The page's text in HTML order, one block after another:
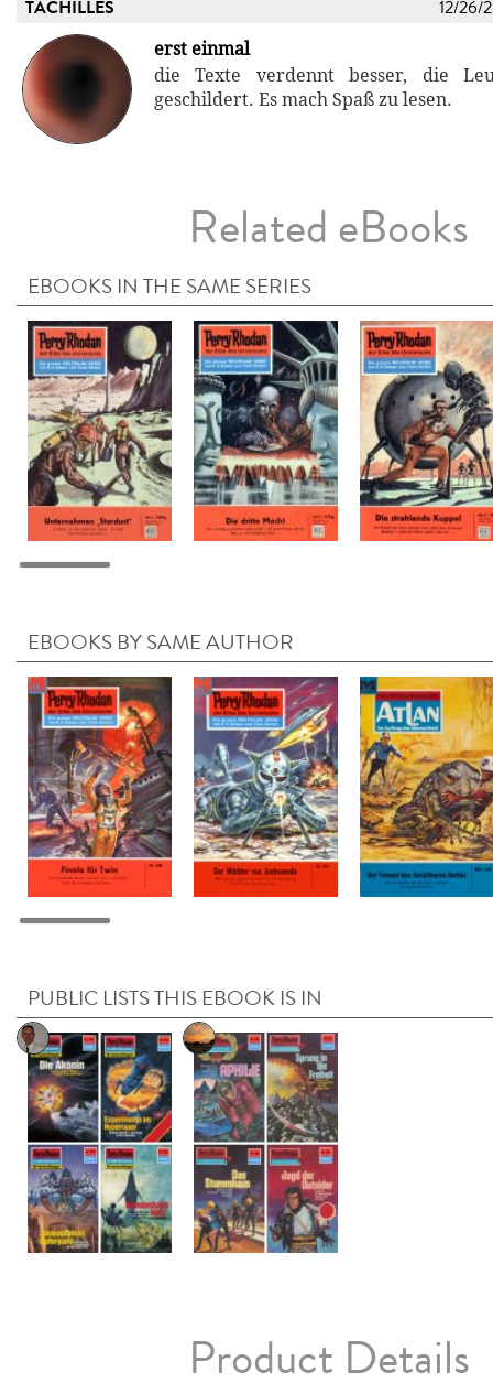
TACHILLES 12/26/
erst einmal
die Texte verdennt besser, die
geschildert. Es mach Spaß zu lesen.
Related eBooks
EBOOKS IN THE SAME SERIES
EBOOKS BY SAME AUTHOR
PUBLIC LISTS THIS EBOOK IS IN
Product Details